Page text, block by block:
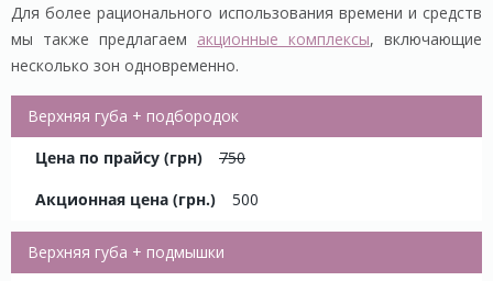
Для более рационального использования времени и средств
мы также предлагаем акционные комплексы, включающие
несколько зон одновременно.
Верхняя губа + подбородок
750
500
Верхняя губа + подмышки